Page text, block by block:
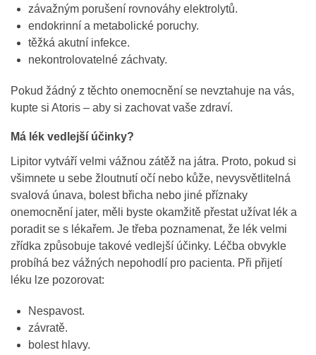
závažným porušení rovnováhy elektrolytů.
endokrinní a metabolické poruchy.
těžká akutní infekce.
nekontrolovatelné záchvaty.
Pokud žádný z těchto onemocnění se nevztahuje na vás,
kupte si Atoris – aby si zachovat vaše zdraví.
Má lék vedlejší účinky?
Lipitor vytváří velmi vážnou zátěž na játra. Proto, pokud si
všimnete u sebe žloutnutí očí nebo kůže, nevysvětlitelná
svalová únava, bolest břicha nebo jiné příznaky
onemocnění jater, měli byste okamžitě přestat užívat lék a
poradit se s lékařem. Je třeba poznamenat, že lék velmi
zřídka způsobuje takové vedlejší účinky. Léčba obvykle
probíhá bez vážných nepohodlí pro pacienta. Při přijetí
léku lze pozorovat:
Nespavost.
závratě.
bolest hlavy.